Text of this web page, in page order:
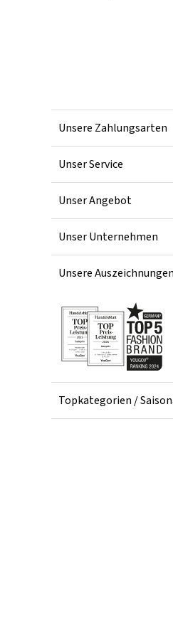
Unsere Zahlungsarten
Unser Service
Unser Angebot
Unser Unternehmen
Unsere Auszeichnungen
Topkategorien /